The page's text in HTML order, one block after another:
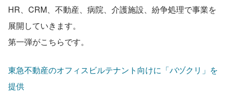
HR、CRM、不動産、病院、介護施設、紛争処理で事業を
展開していきます。
第一弾がこちらです。
東急不動産のオフィスビルテナント向けに「バヅクリ」を
提供